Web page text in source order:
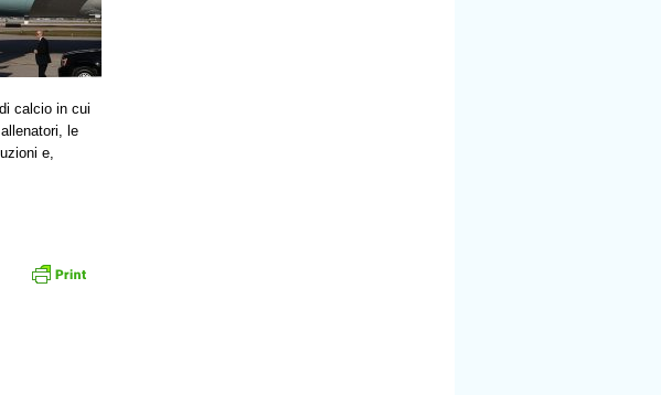
calcio in cui
le
e,